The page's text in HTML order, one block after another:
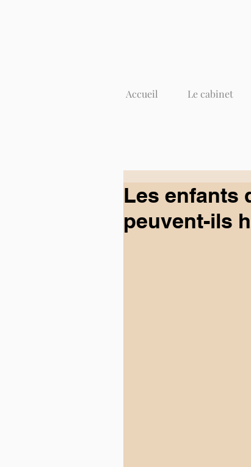
Accueil Le cabinet
Les enfants
peuvent-ils